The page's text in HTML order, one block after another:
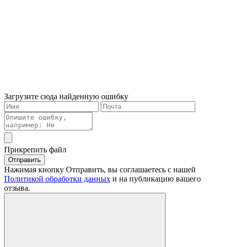
Загрузите сюда найденную ошибку
Прикрепить файл
Отправить
Нажимая кнопку Отправить, вы соглашаетесь с нашей
Политикой обработки данных и на публикацию вашего
отзыва.